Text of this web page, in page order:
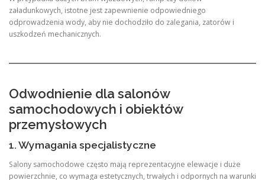
załadunkowych, istotne jest zapewnienie odpowiedniego
odprowadzenia wody, aby nie dochodziło do zalegania, zatorów i
uszkodzeń mechanicznych.
Odwodnienie dla salonów
samochodowych i obiektów
przemysłowych
1. Wymagania specjalistyczne
Salony samochodowe często mają reprezentacyjne elewacje i duże
powierzchnie, co wymaga estetycznych, trwałych i odpornych na warunki